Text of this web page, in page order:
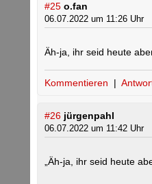
#25 o.fan
06.07.2022 um 11:26 Uhr
Äh-ja, ihr seid heute
Kommentieren |
#26 jürgenpahl
06.07.2022 um 11:42 Uhr
„Äh-ja, ihr seid heute